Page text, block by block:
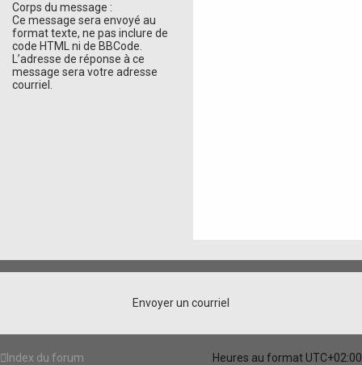
Corps du message :
Ce message sera envoyé au
format texte, ne pas inclure de
code HTML ni de BBCode.
L’adresse de réponse à ce
message sera votre adresse
courriel.
Index du forum Heures au format UTC+02:00